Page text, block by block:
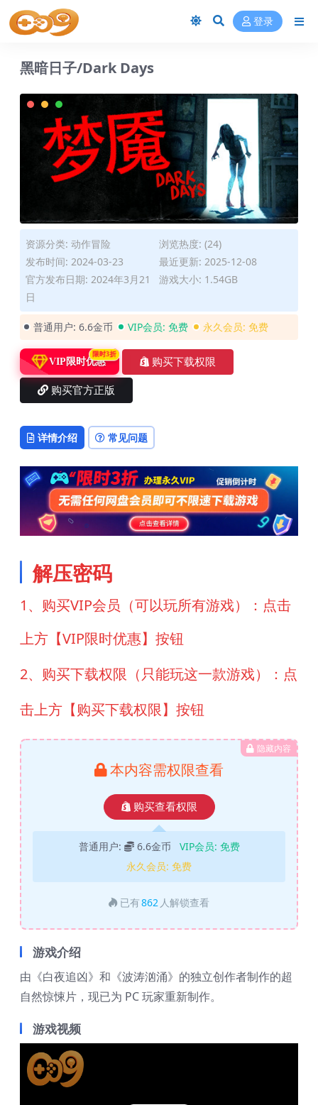
登录
黑暗日子/Dark Days
资源分类: 动作冒险
浏览热度: (24)
发布时间: 2024-03-23
最近更新: 2025-12-08
官方发布日期: 2024年3月21
日
游戏大小: 1.54GB
普通用户: 6.6金币 VIP会员: 免费 永久会员: 免费
VIP限时优惠
限时3折
购买下载权限
购买官方正版
详情介绍 常见问题
解压密码
1、购买VIP会员（可以玩所有游戏）：点击
上方【VIP限时优惠】按钮
2、购买下载权限（只能玩这一款游戏）：点
击上方【购买下载权限】按钮
隐藏内容
本内容需权限查看
购买查看权限
普通用户: 6.6金币 VIP会员: 免费
永久会员: 免费
已有862 人解锁查看
游戏介绍
由《白夜追凶》和《波涛汹涌》的独立创作者制作的超
自然惊悚片，现已为 PC 玩家重新制作。
游戏视频